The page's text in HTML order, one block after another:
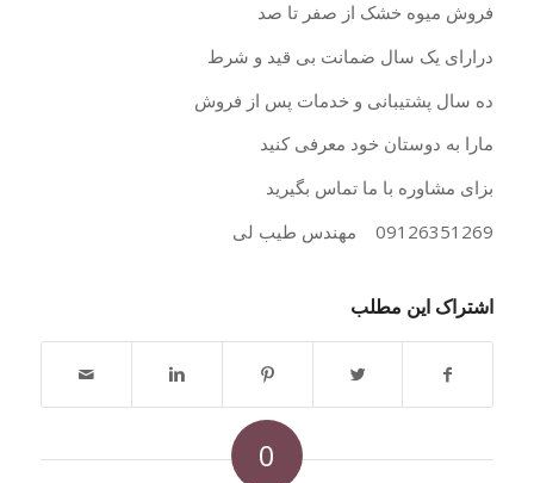
فروش میوه خشک از صفر تا صد
درارای یک سال ضمانت بی قید و شرط
ده سال پشتیبانی و خدمات پس از فروش
مارا به دوستان خود معرفی کنید
بزای مشاوره با ما تماس بگیرید
09126351269 مهندس طیب لی
اشتراک این مطلب
0